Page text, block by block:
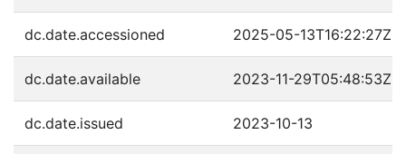
dc.date.accessioned 2025-05-13T16:22:27Z
dc.date.available 2023-11-29T05:48:53Z
dc.date.issued 2023-10-13